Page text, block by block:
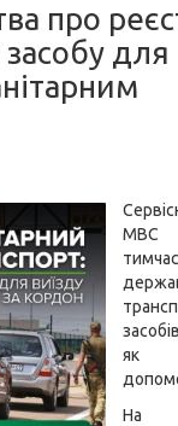
про
для
МВС
як
На